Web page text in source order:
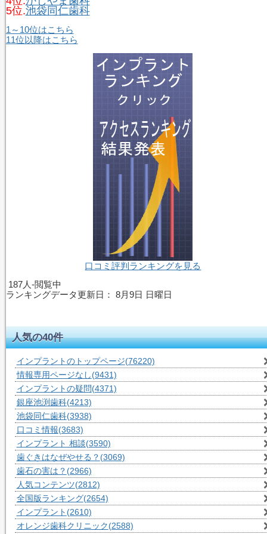
5位.池袋同仁歯科
1～10位はこちら
11位以降はこちら
口コミ評判ランキングを見る
187人-閲覧中
ランキングデータ更新日： 8月9日 日曜日
人気の40件
インプラントのトップページ(76220)
情報専用ページなし(9431)
インプラントの疑問(4371)
銀座池渕歯科(4213)
池袋同仁歯科(3938)
口コミ情報(3683)
インプラント 相談(3590)
歯ぐきはなぜやせる？ (3069)
歯石の害は？ (2966)
人気コンテンツ(2812)
全国版ランキング(2654)
インプラント (2610)
オレンジ歯科クリニック(2588)